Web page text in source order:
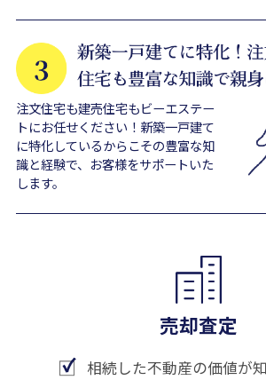
注文住宅も建売住宅もビーエステー
トにお任せください！新築一戸建て
に特化しているからこその豊富な知
識と経験で、お客様をサポートいた
します。
売却査定
相続した不動産の価値が